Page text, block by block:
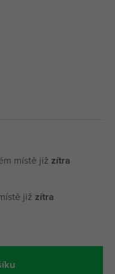
místě již zítra
již zítra